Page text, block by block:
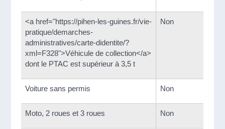
<a href="https://pihen-les-guines.fr/vie-
pratique/demarches-
administratives/carte-didentite/?
xml=F328">Véhicule de collection</a>
dont le PTAC est supérieur à 3,5 t
Non
Voiture sans permis Non
Moto, 2 roues et 3 roues Non